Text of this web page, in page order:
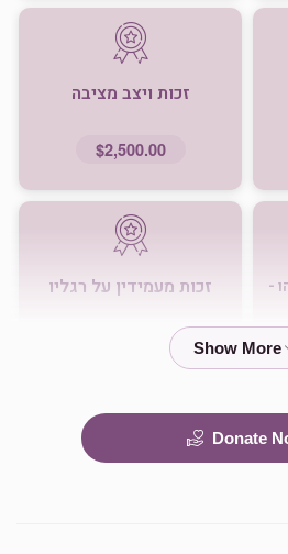
זכות ויצב מציבה
$2,500.00
-
זכות מעמידין על רגליו
Donate